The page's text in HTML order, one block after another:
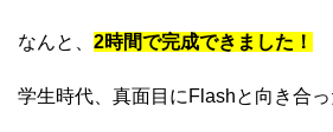
なんと、 2時間で完成できました！
学生時代、真面目にFlashと向き合っ